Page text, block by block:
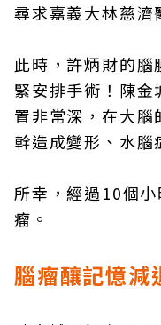
尋求嘉義大林慈濟
此時，許炳財的
緊安排手術！陳
置非常深，在大
幹造成變形、水腦
所幸，經過10個
瘤。
腦瘤釀記憶減